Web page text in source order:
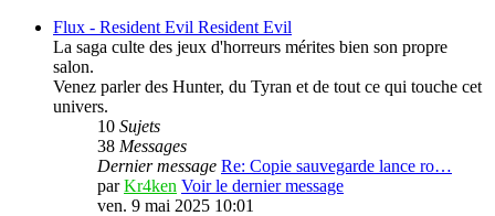
Flux - Resident Evil Resident Evil
La saga culte des jeux d'horreurs mérites bien son propre
salon.
Venez parler des Hunter, du Tyran et de tout ce qui touche cet
univers.
10 Sujets
38 Messages
Dernier message Re: Copie sauvegarde lance ro…
parKr4ken Voir le dernier message
ven. 9 mai 2025 10:01